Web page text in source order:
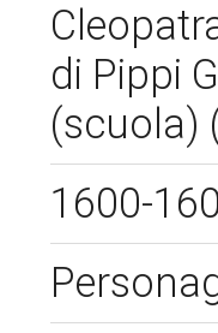
di Pippi
(scuola)
1600-